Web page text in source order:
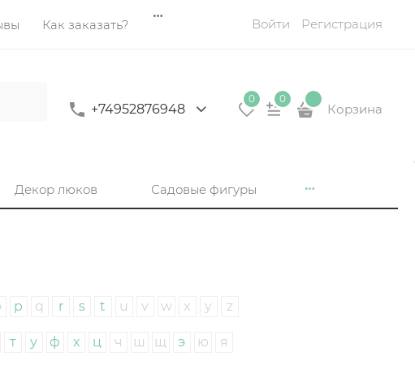
Как заказать? Войти Регистрация
+74952876948
0 0
Корзина
Декор люков Садовые фигуры
p q r s t u v w x y z
т у ф х ц ч ш щ э ю я